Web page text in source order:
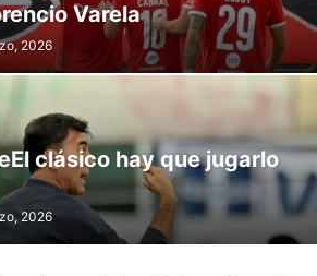
Varela
2026
clásico hay que jugarlo
2026